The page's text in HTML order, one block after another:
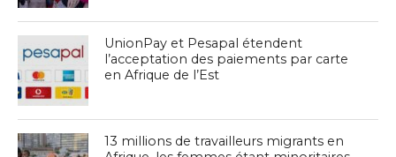
UnionPay et Pesapal étendent
l’acceptation des paiements par carte
en Afrique de l’Est
13 millions de travailleurs migrants en